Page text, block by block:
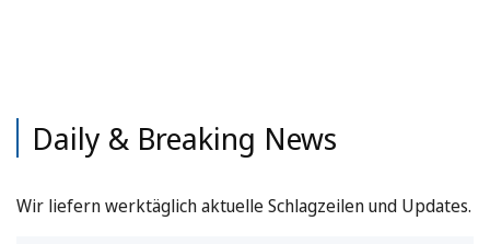
Daily & Breaking News
Wir liefern werktäglich aktuelle Schlagzeilen und Updates.